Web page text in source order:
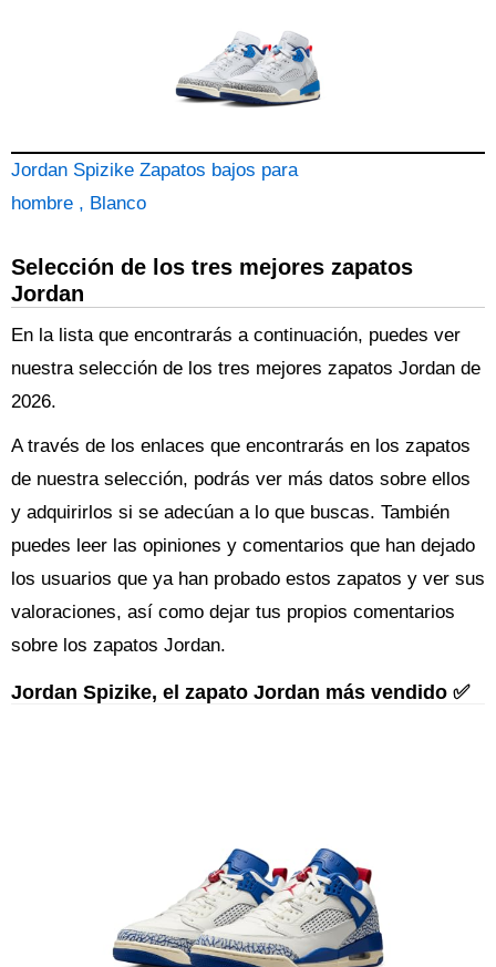
Jordan Spizike Zapatos bajos para
hombre , Blanco
Selección de los tres mejores zapatos
Jordan
En la lista que encontrarás a continuación, puedes ver
nuestra selección de los tres mejores zapatos Jordan de
2026.
A través de los enlaces que encontrarás en los zapatos
de nuestra selección, podrás ver más datos sobre ellos
y adquirirlos si se adecúan a lo que buscas. También
puedes leer las opiniones y comentarios que han dejado
los usuarios que ya han probado estos zapatos y ver sus
valoraciones, así como dejar tus propios comentarios
sobre los zapatos Jordan.
Jordan Spizike, el zapato Jordan más vendido ✅